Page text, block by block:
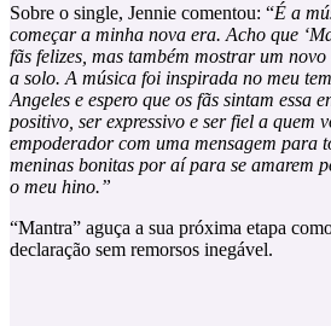
Sobre o single, Jennie comentou: “É a
começar a minha nova era. Acho que
fãs felizes, mas também mostrar um
a solo. A música foi inspirada no meu
Angeles e espero que os fãs sintam essa
positivo, ser expressivo e ser fiel a quem
empoderador com uma mensagem para
meninas bonitas por aí para se amarem
o meu hino.”
“Mantra” aguça a sua próxima etapa
declaração sem remorsos inegável.